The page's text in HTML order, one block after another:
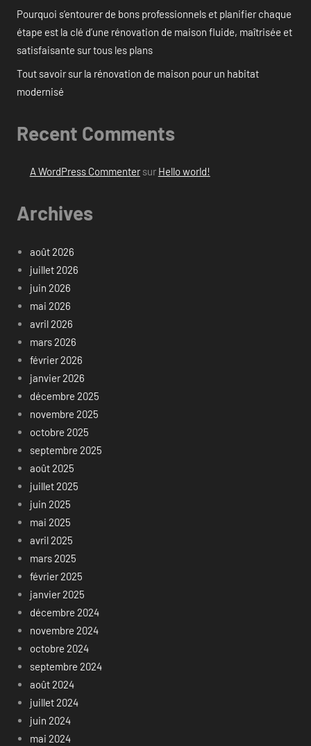
Pourquoi s’entourer de bons professionnels et planifier chaque
étape est la clé d’une rénovation de maison fluide, maîtrisée et
satisfaisante sur tous les plans
Tout savoir sur la rénovation de maison pour un habitat
modernisé
Recent Comments
A WordPress Commentersur Hello world!
Archives
août 2026
juillet 2026
juin 2026
mai 2026
avril 2026
mars 2026
février 2026
janvier 2026
décembre 2025
novembre 2025
octobre 2025
septembre 2025
août 2025
juillet 2025
juin 2025
mai 2025
avril 2025
mars 2025
février 2025
janvier 2025
décembre 2024
novembre 2024
octobre 2024
septembre 2024
août 2024
juillet 2024
juin 2024
mai 2024